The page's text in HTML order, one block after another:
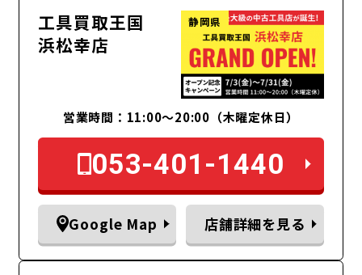
工具買取王国
浜松幸店
静岡県
営業時間：11:00〜20:00（木曜定休日）
053-401-1440
Google Map 店舗詳細を見る